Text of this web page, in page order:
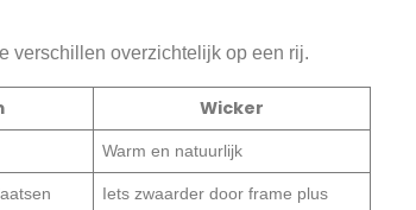
verschillen overzichtelijk op een rij.
Wicker
Warm en natuurlijk
Iets zwaarder door frame plus